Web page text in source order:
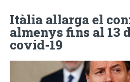
Itàlia allarga el
almenys fins al 13
covid-19